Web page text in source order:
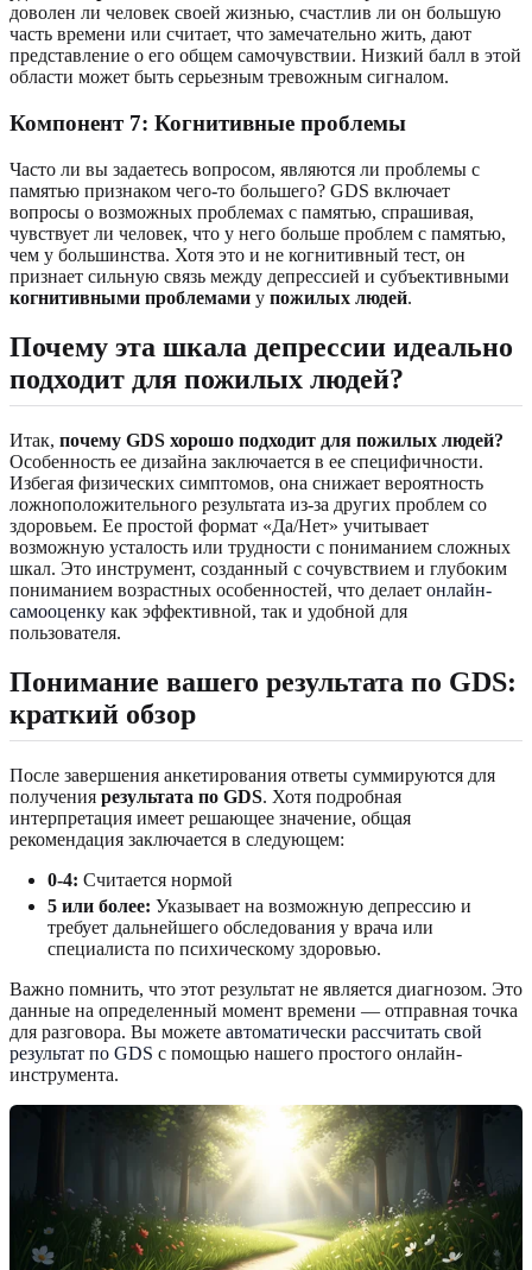
доволен ли человек своей жизнью, счастлив ли он большую
часть времени или считает, что замечательно жить, дают
представление о его общем самочувствии. Низкий балл в этой
области может быть серьезным тревожным сигналом.
Компонент 7: Когнитивные проблемы
Часто ли вы задаетесь вопросом, являются ли проблемы с
памятью признаком чего-то большего? GDS включает
вопросы о возможных проблемах с памятью, спрашивая,
чувствует ли человек, что у него больше проблем с памятью,
чем у большинства. Хотя это и не когнитивный тест, он
признает сильную связь между депрессией и субъективными
когнитивными проблемами у пожилых людей.
Почему эта шкала депрессии идеально
подходит для пожилых людей?
Итак, почему GDS хорошо подходит для пожилых людей?
Особенность ее дизайна заключается в ее специфичности.
Избегая физических симптомов, она снижает вероятность
ложноположительного результата из-за других проблем со
здоровьем. Ее простой формат «Да/Нет» учитывает
возможную усталость или трудности с пониманием сложных
шкал. Это инструмент, созданный с сочувствием и глубоким
пониманием возрастных особенностей, что делает онлайн-
самооценку как эффективной, так и удобной для
пользователя.
Понимание вашего результата по GDS:
краткий обзор
После завершения анкетирования ответы суммируются для
получения результата по GDS. Хотя подробная
интерпретация имеет решающее значение, общая
рекомендация заключается в следующем:
0-4: Считается нормой
5 или более: Указывает на возможную депрессию и
требует дальнейшего обследования у врача или
специалиста по психическому здоровью.
Важно помнить, что этот результат не является диагнозом. Это
данные на определенный момент времени — отправная точка
для разговора. Вы можете автоматически рассчитать свой
результат по GDS с помощью нашего простого онлайн-
инструмента.